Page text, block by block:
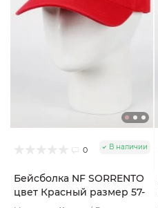
0 В наличии
Бейсболка NF SORRENTO
цвет Красный размер 57-